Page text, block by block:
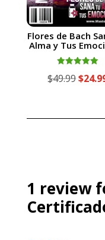
Flores de Bach
Alma y Tus
con
$49.99El
$
1 review